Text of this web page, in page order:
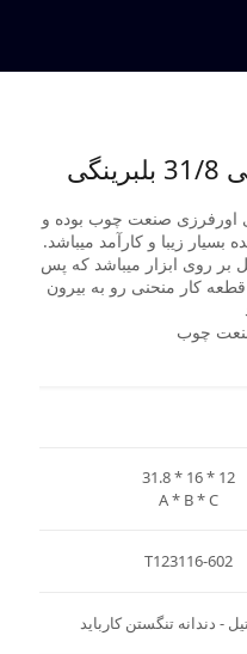
اورفرزی صنعت چوب بوده و
زیبا و کارآمد میباشد.
بر روی ابزار میباشد که پس
کار منحنی رو به بیرون
صنعت چوب
31.8 * 16 * 12
A * B * C
T123116-602
- دندانه تنگستن کارباید